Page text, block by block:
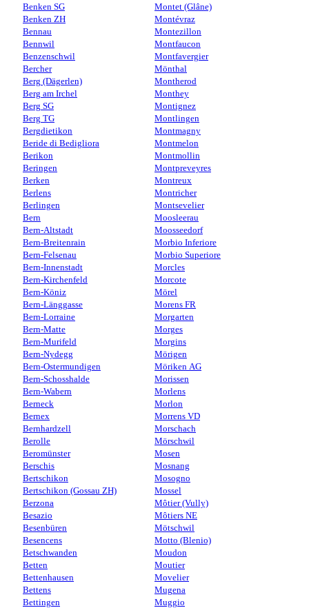
Benken SG
Benken ZH
Bennau
Bennwil
Benzenschwil
Bercher
Berg (Dägerlen)
Berg am Irchel
Berg SG
Berg TG
Bergdietikon
Beride di Bedigliora
Berikon
Beringen
Berken
Berlens
Berlingen
Bern
Bern-Altstadt
Bern-Breitenrain
Bern-Felsenau
Bern-Innenstadt
Bern-Kirchenfeld
Bern-Köniz
Bern-Länggasse
Bern-Lorraine
Bern-Matte
Bern-Murifeld
Bern-Nydegg
Bern-Ostermundigen
Bern-Schosshalde
Bern-Wabern
Berneck
Bernex
Bernhardzell
Berolle
Beromünster
Berschis
Bertschikon
Bertschikon (Gossau ZH)
Berzona
Besazio
Besenbüren
Besencens
Betschwanden
Betten
Bettenhausen
Bettens
Bettingen
Montet (Glâne)
Montévraz
Montezillon
Montfaucon
Montfavergier
Mönthal
Montherod
Monthey
Montignez
Montlingen
Montmagny
Montmelon
Montmollin
Montpreveyres
Montreux
Montricher
Montsevelier
Moosleerau
Moosseedorf
Morbio Inferiore
Morbio Superiore
Morcles
Morcote
Mörel
Morens FR
Morgarten
Morges
Morgins
Mörigen
Möriken AG
Morissen
Morlens
Morlon
Morrens VD
Morschach
Mörschwil
Mosen
Mosnang
Mosogno
Mossel
Môtier (Vully)
Môtiers NE
Mötschwil
Motto (Blenio)
Moudon
Moutier
Movelier
Mugena
Muggio